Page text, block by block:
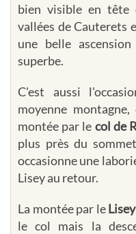
bien visible en tête
vallées de Cauterets
une belle
superbe.
C'est aussi
moyenne
montée par le col de
plus près du
occasionne une
Lisey au retour.
La montée par leLisey
le col mais la